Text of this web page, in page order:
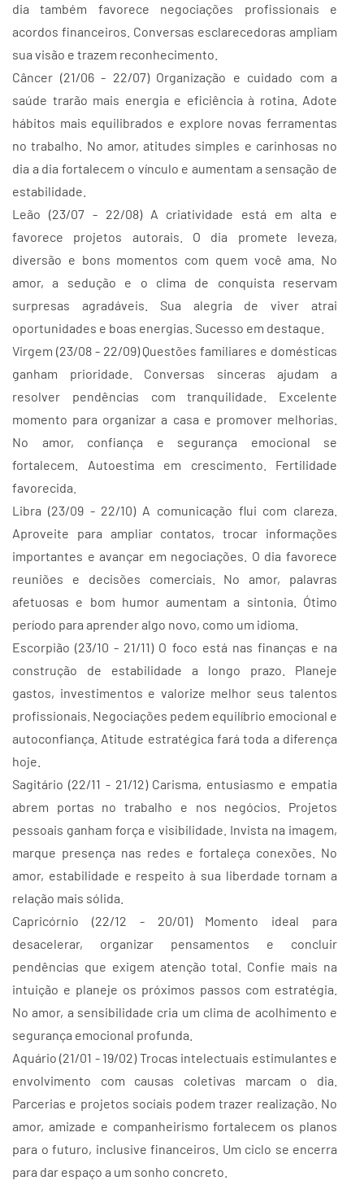
dia também favorece negociações profissionais e
acordos financeiros. Conversas esclarecedoras ampliam
sua visão e trazem reconhecimento.
Câncer (21/06 - 22/07) Organização e cuidado com a
saúde trarão mais energia e eficiência à rotina. Adote
hábitos mais equilibrados e explore novas ferramentas
no trabalho. No amor, atitudes simples e carinhosas no
dia a dia fortalecem o vínculo e aumentam a sensação de
estabilidade.
Leão (23/07 - 22/08) A criatividade está em alta e
favorece projetos autorais. O dia promete leveza,
diversão e bons momentos com quem você ama. No
amor, a sedução e o clima de conquista reservam
surpresas agradáveis. Sua alegria de viver atrai
oportunidades e boas energias. Sucesso em destaque.
Virgem (23/08 - 22/09) Questões familiares e domésticas
ganham prioridade. Conversas sinceras ajudam a
resolver pendências com tranquilidade. Excelente
momento para organizar a casa e promover melhorias.
No amor, confiança e segurança emocional se
fortalecem. Autoestima em crescimento. Fertilidade
favorecida.
Libra (23/09 - 22/10) A comunicação flui com clareza.
Aproveite para ampliar contatos, trocar informações
importantes e avançar em negociações. O dia favorece
reuniões e decisões comerciais. No amor, palavras
afetuosas e bom humor aumentam a sintonia. Ótimo
período para aprender algo novo, como um idioma.
Escorpião (23/10 - 21/11) O foco está nas finanças e na
construção de estabilidade a longo prazo. Planeje
gastos, investimentos e valorize melhor seus talentos
profissionais. Negociações pedem equilíbrio emocional e
autoconfiança. Atitude estratégica fará toda a diferença
hoje.
Sagitário (22/11 - 21/12) Carisma, entusiasmo e empatia
abrem portas no trabalho e nos negócios. Projetos
pessoais ganham força e visibilidade. Invista na imagem,
marque presença nas redes e fortaleça conexões. No
amor, estabilidade e respeito à sua liberdade tornam a
relação mais sólida.
Capricórnio (22/12 - 20/01) Momento ideal para
desacelerar, organizar pensamentos e concluir
pendências que exigem atenção total. Confie mais na
intuição e planeje os próximos passos com estratégia.
No amor, a sensibilidade cria um clima de acolhimento e
segurança emocional profunda.
Aquário (21/01 - 19/02) Trocas intelectuais estimulantes e
envolvimento com causas coletivas marcam o dia.
Parcerias e projetos sociais podem trazer realização. No
amor, amizade e companheirismo fortalecem os planos
para o futuro, inclusive financeiros. Um ciclo se encerra
para dar espaço a um sonho concreto.